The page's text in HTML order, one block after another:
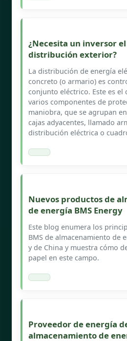
¿Necesita un inversor
distribución exterior?
La distribución de energía
concreto (o armario) es
conjunto eléctrico. Este es el
varios componentes de
maniobra, que se agrupan
cajas adyacentes, llamado
distribución eléctrica o
Nuevos productos de
de energía BMS Energy
Este blog enumera los
BMS de almacenamiento de
y de China y muestra cómo
papel en este campo.
Proveedor de energía
almacenamiento de